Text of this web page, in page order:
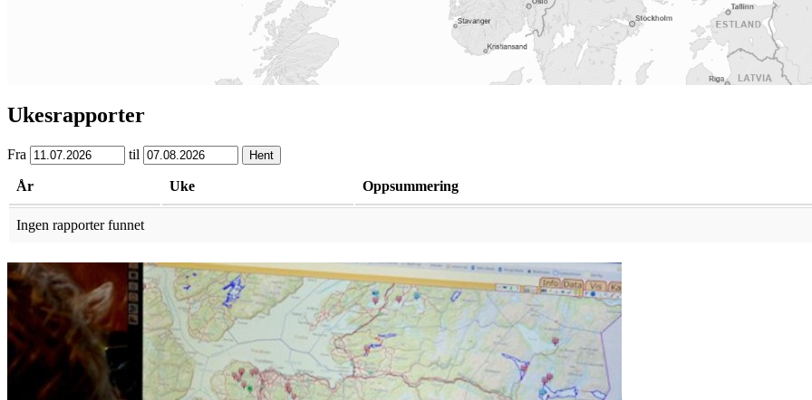
Ukesrapporter
Fra til Hent
År Uke Oppsummering
Ingen rapporter funnet